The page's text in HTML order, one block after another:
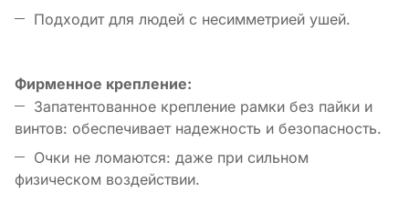
Подходит для людей с несимметрией ушей.
Фирменное крепление:
Запатентованное крепление рамки без пайки и
винтов: обеспечивает надежность и безопасность.
Очки не ломаются: даже при сильном
физическом воздействии.